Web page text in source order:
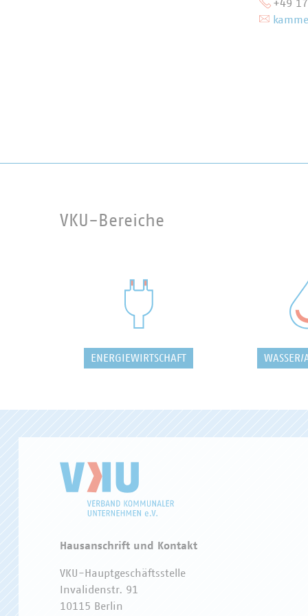
+49
VKU-Bereiche
ENERGIEWIRTSCHAFT WASSER/
Hausanschrift und Kontakt
VKU-Hauptgeschäftsstelle
Invalidenstr. 91
10115 Berlin